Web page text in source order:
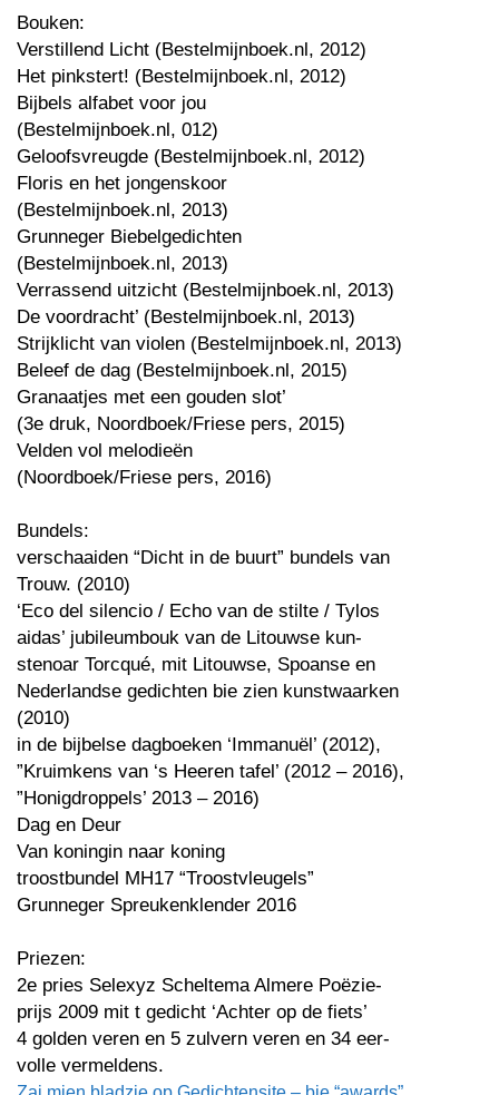
Bouken:
Verstillend Licht (Bestelmijnboek.nl, 2012)
Het pinkstert! (Bestelmijnboek.nl, 2012)
Bijbels alfabet voor jou
(Bestelmijnboek.nl, 012)
Geloofsvreugde (Bestelmijnboek.nl, 2012)
Floris en het jongenskoor
(Bestelmijnboek.nl, 2013)
Grunneger Biebelgedichten
(Bestelmijnboek.nl, 2013)
Verrassend uitzicht (Bestelmijnboek.nl, 2013)
De voordracht’ (Bestelmijnboek.nl, 2013)
Strijklicht van violen (Bestelmijnboek.nl, 2013)
Beleef de dag (Bestelmijnboek.nl, 2015)
Granaatjes met een gouden slot’
(3e druk, Noordboek/Friese pers, 2015)
Velden vol melodieën
(Noordboek/Friese pers, 2016)
Bundels:
verschaaiden “Dicht in de buurt” bundels van
Trouw. (2010)
‘Eco del silencio / Echo van de stilte / Tylos
aidas’ jubileumbouk van de Litouwse kun-
stenoar Torcqué, mit Litouwse, Spoanse en
Nederlandse gedichten bie zien kunstwaarken
(2010)
in de bijbelse dagboeken ‘Immanuël’ (2012),
”Kruimkens van ‘s Heeren tafel’ (2012 – 2016),
”Honigdroppels’ 2013 – 2016)
Dag en Deur
Van koningin naar koning
troostbundel MH17 “Troostvleugels”
Grunneger Spreukenklender 2016
Priezen:
2e pries Selexyz Scheltema Almere Poëzie-
prijs 2009 mit t gedicht ‘Achter op de fiets’
4 golden veren en 5 zulvern veren en 34 eer-
volle vermeldens.